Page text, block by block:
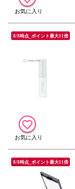
8/8時点_ポイント最大11倍
8/8時点_ポイント最大11倍